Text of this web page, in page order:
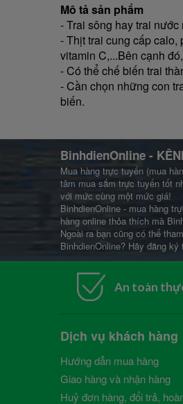
Mô tả sản phẩm
- Trai sông hay trai
- Thịt trai cung cấp calo,
vitamin C,...Bên cạnh
- Có thể chế biến trai
- Cần chọn những con
biến.
BinhdienOnline -
Mua hàng trực tuyến (mua
tâm mua sắm trực tuyến tốt
với mức cùng một mức giá!
BinhdienOnline - mua hàng
hàng online thỏa thích mà
Ngoài ra bạn cũng có thể
BinhdienOnline? Hãy đăng ký
An toàn
Dịch vụ khách hàng
Hướng dẫn mua hàng
Giao hàng và nhận hàng
Huỷ đơn hàng, đổi trả,